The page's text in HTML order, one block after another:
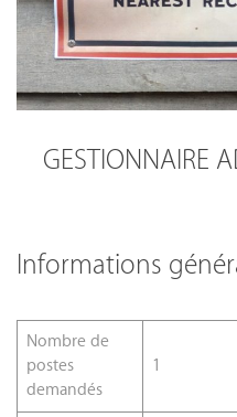
GESTIONNAIRE
Informations
Nombre de
postes
demandés
1